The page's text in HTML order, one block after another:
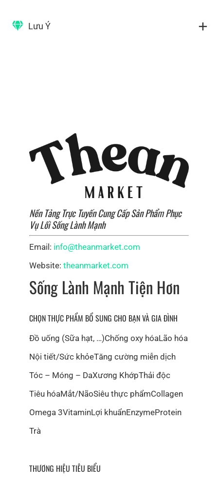
Lưu Ý
Nền Tảng Trực Tuyến Cung Cấp Sản Phẩm Phục
Vụ Lối Sống Lành Mạnh
Email: info@theanmarket.com
Website: theanmarket.com
Sống Lành Mạnh Tiện Hơn
CHỌN THỰC PHẨM BỔ SUNG CHO BẠN VÀ GIA ĐÌNH
Đồ uống (Sữa hạt, …)Chống oxy hóaLão hóa
Nội tiết/Sức khỏeTăng cường miễn dịch
Tóc – Móng – DaXương KhớpThải độc
Tiêu hóaMắt/NãoSiêu thực phẩmCollagen
Omega 3VitaminLợi khuẩnEnzymeProtein
Trà
THƯƠNG HIỆU TIÊU BIỂU